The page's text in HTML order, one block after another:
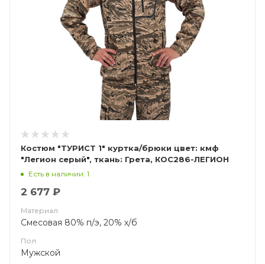
Костюм "ТУРИСТ 1" куртка/брюки цвет: кмф
"Легион серый", ткань: Грета, КОС286-ЛЕГИОН
СЕРЫЙ
Есть в наличии: 1
2 677 ₽
Материал
Смесовая 80% п/э, 20% х/б
Пол
Мужской